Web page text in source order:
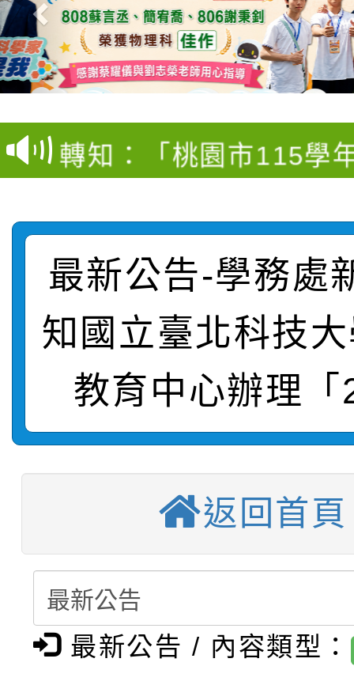
【甄選結果(第4招)】
學年度第1學期第9次代
【甄選結果(第12招)】
學年度第1學期第7次代
結果(第12招)
轉知：桃園市115學年
賽及師生本土語及新住
轉知：「桃園市115學
動辦法」
轉知臺中市政府政風處
城市手牽手，綠能透明
畫影片一案
轉知：「115學年度全
劇比賽實施要點」及修
表
轉知：桃園市115年度
敬師藝文競賽』實施計
學年度第1學期第7次
結果(第11招)
【甄選結果(第3招)】
學年度第1學期第9次代
結果(第3招)
【甄選結果(第4招)】
學年度第1學期第9次
【甄選結果(第12招)】
學年度第1學期第7次
結果(第12招)
轉知：桃園市115學年
賽及師生本土語及新住
賽實施要點
轉知：「桃園市115學
比賽實施要點」
轉知：「115年金融知
動辦法」
轉知臺中市政府政風處
最新公告-學務處
知國立臺北科技
教育中心辦理
返回首頁
最新公告 / 內容類型：